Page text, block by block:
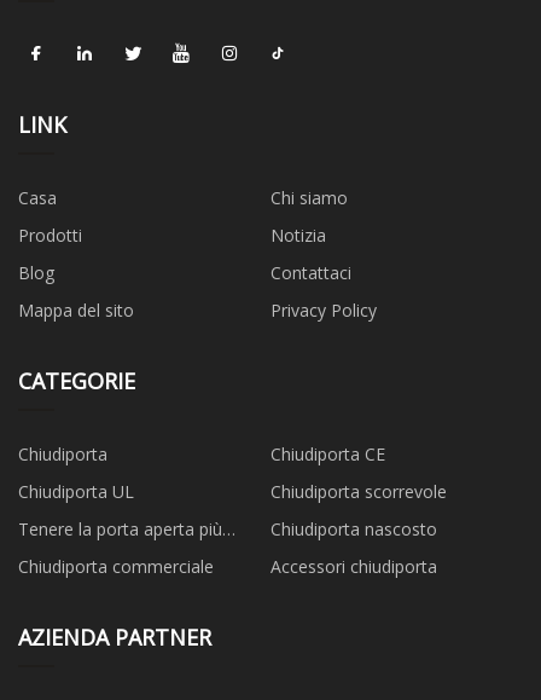
LINK
Casa
Chi siamo
Prodotti
Notizia
Blog
Contattaci
Mappa del sito
Privacy Policy
CATEGORIE
Chiudiporta
Chiudiporta CE
Chiudiporta UL
Chiudiporta scorrevole
Tenere la porta aperta più
vicino
Chiudiporta nascosto
Chiudiporta commerciale
Accessori chiudiporta
AZIENDA PARTNER